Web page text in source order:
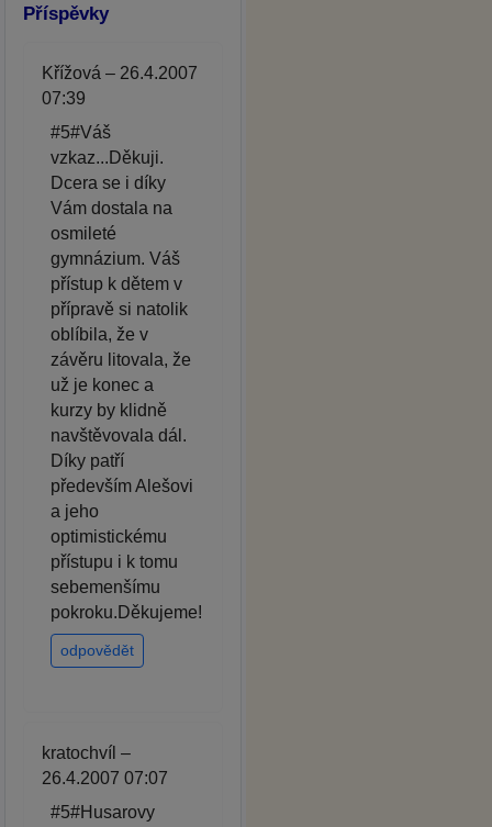
Příspěvky
Křížová – 26.4.2007
07:39
#5#Váš
vzkaz...Děkuji.
Dcera se i díky
Vám dostala na
osmileté
gymnázium. Váš
přístup k dětem v
přípravě si natolik
oblíbila, že v
závěru litovala, že
už je konec a
kurzy by klidně
navštěvovala dál.
Díky patří
především Alešovi
a jeho
optimistickému
přístupu i k tomu
sebemenšímu
pokroku.Děkujeme!
odpovědět
kratochvíl –
26.4.2007 07:07
#5#Husarovy